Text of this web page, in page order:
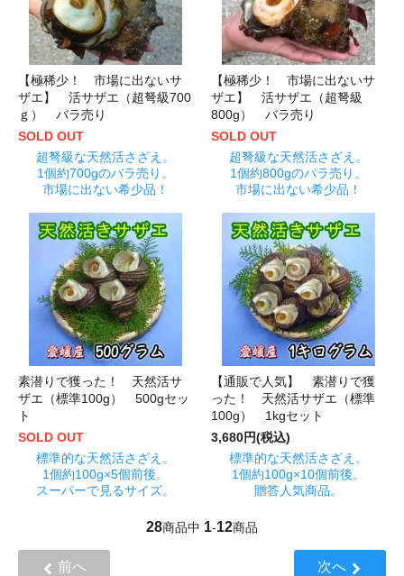
【極稀少！ 市場に出ないサ
ザエ】 活サザエ（超弩級700
ｇ） バラ売り
SOLD OUT
超弩級な天然活さざえ。
1個約700gのバラ売り。
市場に出ない希少品！
【極稀少！ 市場に出ないサ
ザエ】 活サザエ（超弩級
800g） バラ売り
SOLD OUT
超弩級な天然活さざえ。
1個約800gのバラ売り。
市場に出ない希少品！
素潜りで獲った！ 天然活サ
ザエ（標準100g） 500gセッ
ト
SOLD OUT
標準的な天然活さざえ。
1個約100g×5個前後。
スーパーで見るサイズ。
【通販で人気】 素潜りで獲
った！ 天然活サザエ（標準
100g） 1kgセット
3,680円(税込)
標準的な天然活さざえ。
1個約100g×10個前後。
贈答人気商品。
28商品中 1-12商品
前へ 次へ